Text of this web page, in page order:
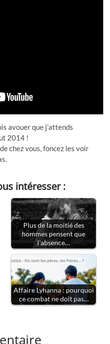
avouer que j’attends
2014 !
chez vous, foncez les voir
intéresser :
Plus de la moitié des
hommes pensent que
l'absence…
Affaire Lyhanna : pourquoi
ce combat ne doit pas…